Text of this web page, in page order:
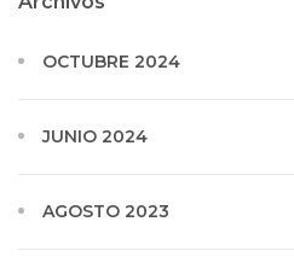
OCTUBRE 2024
JUNIO 2024
AGOSTO 2023